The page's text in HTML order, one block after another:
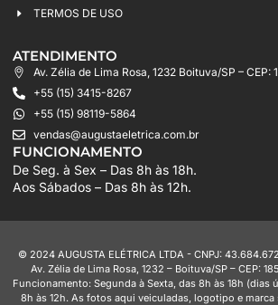
TERMOS DE USO
ATENDIMENTO
Av. Zélia de Lima Rosa, 1232 Boituva/SP – CEP:
+55 (15) 3415-8267
+55 (15) 98119-5864
vendas@augustaeletrica.com.br
FUNCIONAMENTO
De Seg. à Sex – Das 8h às 18h.
Aos Sábados – Das 8h às 12h.
© 2024 AUGUSTA ELÉTRICA LTDA - CNPJ:
Av. Zélia de Lima Rosa, 1232 – Boituva/SP – CEP:
Funcionamento: Segunda à Sexta, das 8h às 18h (dias
8h às 12h. As fotos aqui veiculadas, logotipo e